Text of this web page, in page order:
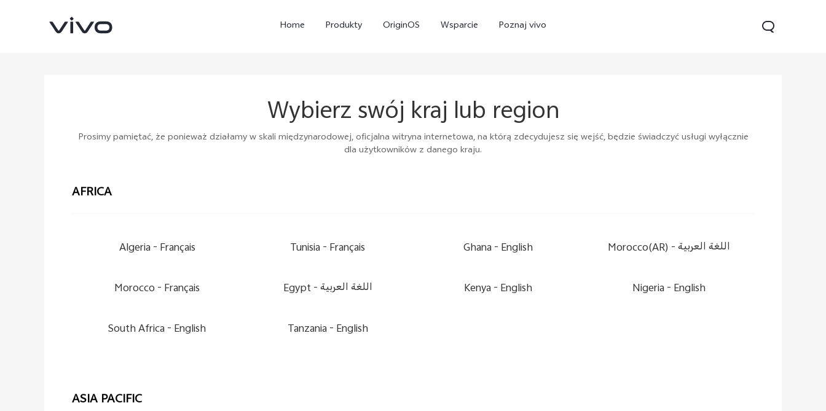
Home Produkty OriginOS Wsparcie Poznaj vivo
Wybierz swój kraj lub region
Prosimy pamiętać, że ponieważ działamy w skali międzynarodowej, oficjalna witryna internetowa, na którą zdecydujesz się wejść, będzie świadczyć usługi wyłącznie
dla użytkowników z danego kraju.
AFRICA
Algeria - Français Tunisia - Français Ghana - English Morocco(AR) -اللغة العربية
Morocco - Français Egypt -اللغة العربية Kenya - English Nigeria - English
South Africa - English Tanzania - English
ASIA PACIFIC